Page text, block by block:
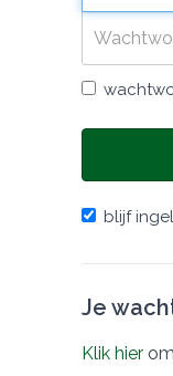
blijf
Je
Klik hier